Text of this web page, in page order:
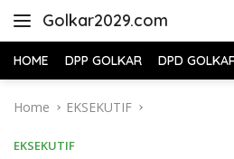
Golkar2029.com
HOME DPP GOLKAR DPD
Home EKSEKUTIF
EKSEKUTIF